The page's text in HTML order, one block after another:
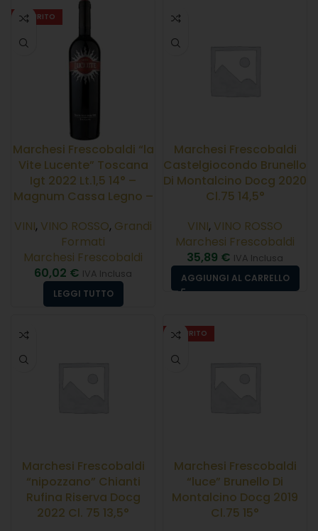
ESAURITO
Marchesi Frescobaldi “la
Vite Lucente” Toscana
Igt 2022 Lt.1,5 14° –
Magnum Cassa Legno –
VINI, VINO ROSSO, Grandi
Formati
Marchesi Frescobaldi
60,02 € IVA Inclusa
LEGGI TUTTO
Marchesi Frescobaldi
Castelgiocondo Brunello
Di Montalcino Docg 2020
Cl.75 14,5°
VINI, VINO ROSSO
Marchesi Frescobaldi
35,89 € IVA Inclusa
AGGIUNGI AL CARRELLO
Marchesi Frescobaldi
“nipozzano” Chianti
Rufina Riserva Docg
2022 Cl. 75 13,5°
ESAURITO
Marchesi Frescobaldi
“luce” Brunello Di
Montalcino Docg 2019
Cl.75 15°